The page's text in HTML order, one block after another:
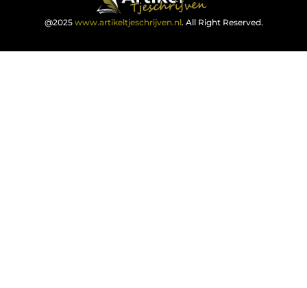
@2025 www.artikeltjeschrijven.nl. All Right Reserved.